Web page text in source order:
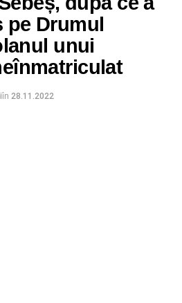
Drumul
unui
în 28.11.2022